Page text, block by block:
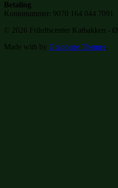
Betaling
Kontonummer: 9070 164 044 7091
© 2026 Friluftscenter Katbakken -
Made with by Graphene Themes.